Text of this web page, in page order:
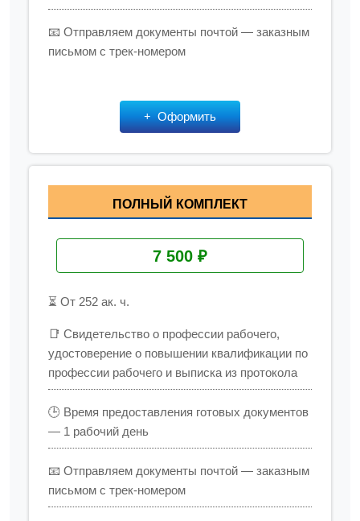
📧 Отправляем документы почтой — заказным
письмом с трек-номером
Оформить
ПОЛНЫЙ КОМПЛЕКТ
7 500 ₽
⏳ От 252 ак. ч.
📑 Свидетельство о профессии рабочего,
удостоверение о повышении квалификации по
профессии рабочего и выписка из протокола
🕒 Время предоставления готовых документов
— 1 рабочий день
📧 Отправляем документы почтой — заказным
письмом с трек-номером